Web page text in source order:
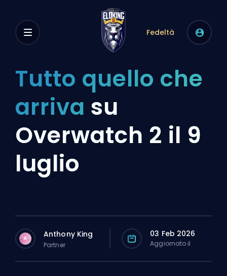
Fedeltà
Tutto quello che
arriva su
Overwatch 2 il 9
luglio
A Anthony King
Partner
03 Feb 2026
Aggiornato il